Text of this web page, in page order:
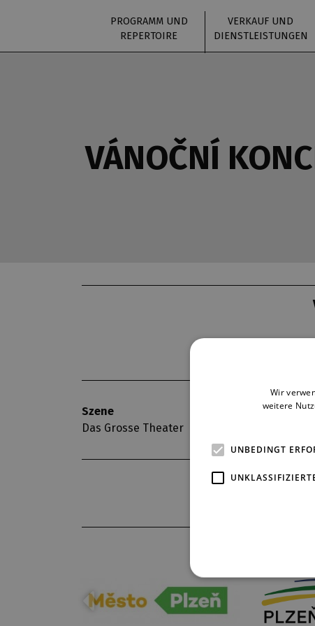
PROGRAMM UND
REPERTOIRE
VERKAUF UND
DIENSTLEISTUNGEN
VÁNOČNÍ
Szene
Das Grosse Theater
Premiere
Wir
weitere
UNBEDINGT